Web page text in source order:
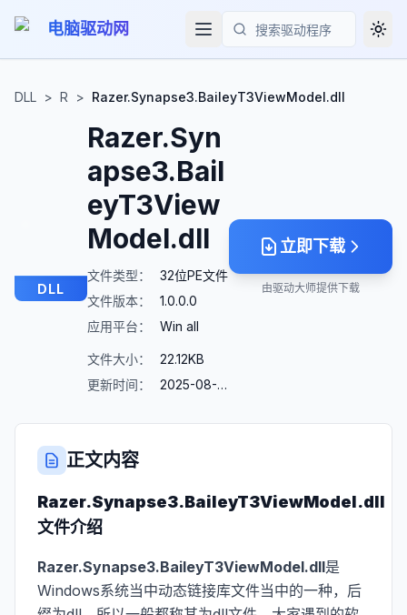
电脑驱动网
搜索
DLL > R > Razer.Synapse3.BaileyT3ViewModel.dll
DLL
Razer.Syn
apse3.Bail
eyT3View
Model.dll
文件类型：
32位PE文件
文件版本：
1.0.0.0
应用平台：
Win all
文件大小：
22.12KB
更新时间：
2025-08-23
立即下载
由驱动大师提供下载
正文内容
Razer.Synapse3.BaileyT3ViewModel.dll
文件介绍
Razer.Synapse3.BaileyT3ViewModel.dll是
Windows系统当中动态链接库文件当中的一种，后